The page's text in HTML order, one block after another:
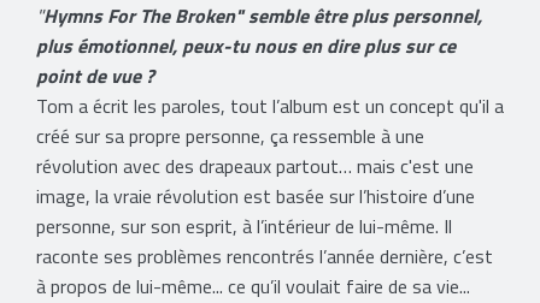
"Hymns For The Broken" semble être plus personnel,
plus émotionnel, peux-tu nous en dire plus sur ce
point de vue ?
Tom a écrit les paroles, tout l’album est un concept qu'il a
créé sur sa propre personne, ça ressemble à une
révolution avec des drapeaux partout… mais c'est une
image, la vraie révolution est basée sur l’histoire d’une
personne, sur son esprit, à l’intérieur de lui-même. Il
raconte ses problèmes rencontrés l’année dernière, c’est
à propos de lui-même... ce qu’il voulait faire de sa vie...